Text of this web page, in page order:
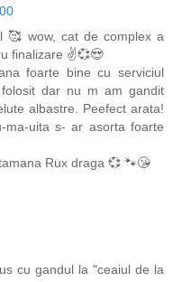
🥰 wow, cat de complex a
finalizare ✌️💞😍
foarte bine cu serviciul
dar nu m am gandit
albastre. Peefect arata!
uita s- ar asorta foarte
Rux draga 💞 🐾😘
cu gandul la "ceaiul de la